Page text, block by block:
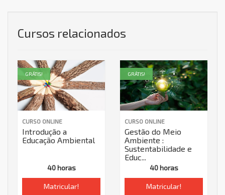
Cursos relacionados
CURSO ONLINE
Introdução a
Educação Ambiental
40 horas
Matricular!
GRÁTIS!
CURSO ONLINE
Gestão do Meio
Ambiente :
Sustentabilidade e
Educ...
40 horas
Matricular!
GRÁTIS!